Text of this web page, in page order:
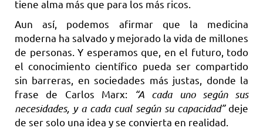
tiene alma más que para los más ricos.
Aun así, podemos afirmar que la medicina
moderna ha salvado y mejorado la vida de millones
de personas. Y esperamos que, en el futuro, todo
el conocimiento científico pueda ser compartido
sin barreras, en sociedades más justas, donde la
frase de Carlos Marx:
“A cada uno según sus
necesidades, y a cada cual según su capacidad”deje
de ser solo una idea y se convierta en realidad.